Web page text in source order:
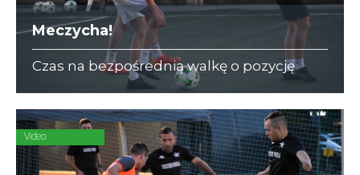
Meczycha!
Czas na bezpośrednią walkę o pozycję
lidera w I Lidze A i III Lidze C. Naprzeciw
siebie stają Dedax z DIAMOND i ZAJC
Akcesoria z Korporatami.
Video